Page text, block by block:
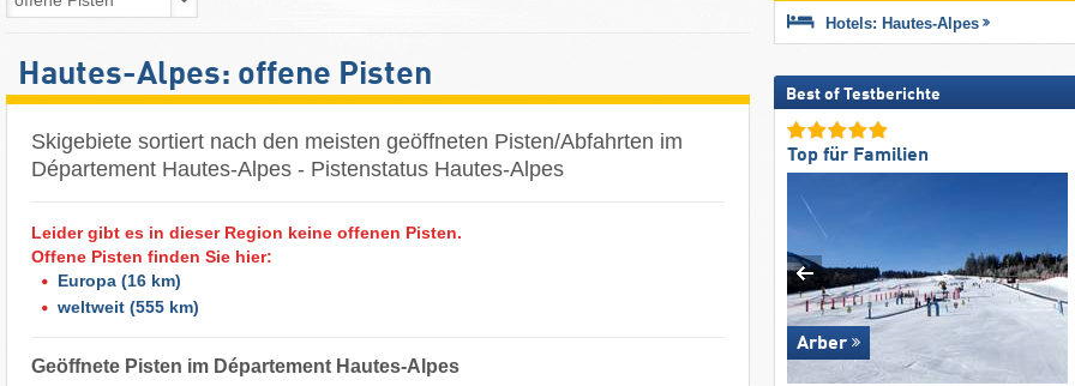
Hautes-Alpes: offene Pisten
Skigebiete sortiert nach den meisten geöffneten Pisten/Abfahrten im
Département Hautes-Alpes - Pistenstatus Hautes-Alpes
Leider gibt es in dieser Region keine offenen Pisten.
Offene Pisten finden Sie hier:
Europa (16 km)
weltweit (555 km)
Geöffnete Pisten im Département Hautes-Alpes
Hotels: Hautes-Alpes
Best of Testberichte
Top für Familien
Arber